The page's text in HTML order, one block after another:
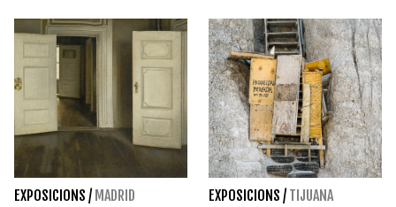
EXPOSICIONS / MADRID EXPOSICIONS / TIJUANA